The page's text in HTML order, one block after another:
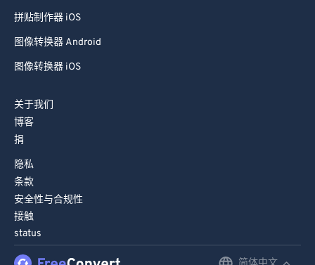
拼贴制作器 iOS
图像转换器 Android
图像转换器 iOS
关于我们
博客
捐
隐私
条款
安全性与合规性
接触
status